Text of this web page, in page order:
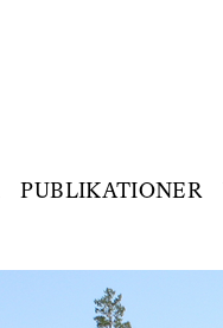
PUBLIKATIONER